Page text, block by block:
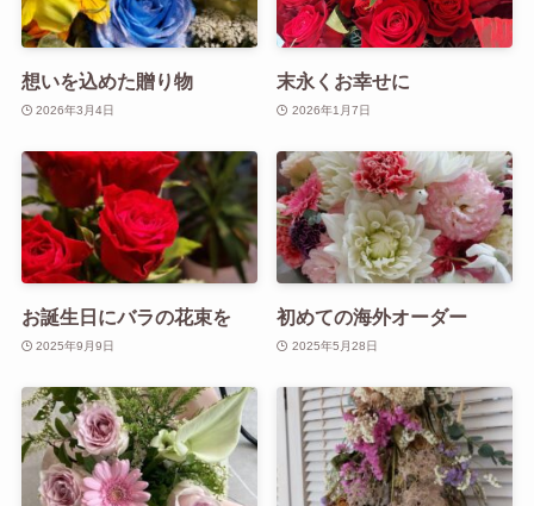
想いを込めた贈り物
2026年3月4日
末永くお幸せに
2026年1月7日
お誕生日にバラの花束を
2025年9月9日
初めての海外オーダー
2025年5月28日